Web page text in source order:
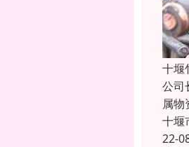
十堰
公司
属
十堰
22-